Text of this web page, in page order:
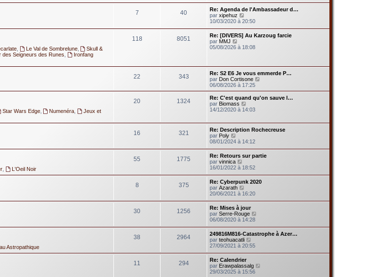
s
a
g
e
e
r
e
s
a
g
e
e
r
e
r
m
g
e
l
e
d
e
r
m
e
s
s
a
e
7 40
Re: Agenda de l'Ambassadeur d…
par xipehuz
o
r
l
e
d
n
i
e
r
m
e
s
s
10/03/2020 à 20:50
, Le Val de Sombrelune,
Skull &
des Seigneurs des Runes
Ironfang
118 8051
Re: [DIVERS] Au Karzoug farcie
par MMJ
o
e
d
e
r
n
i
e
r
e
s
a
05/08/2026 à 18:08
22 343
Re: S2 E6 Je vous emmerde P…
par Don Cortisone
i
r
r
n
r
m
a
g
06/08/2026 à 17:25
Star Wars Edge, Numenéra
Jeux et
20 1324
Re: C'est quand qu'on sauve l…
par Biomass
o
e
d
e
r
n
e
r
m
e
s
s
a
g
e
14/12/2020 à 14:03
16 321
Re: Description Rochecreuse
par Poly
o
l
e
d
e
r
n
e
r
m
e
s
s
a
g
e
08/01/2024 à 14:12
L'Oeil Noir
55 1775
Re: Retours sur partie
par vinnica
o
l
e
d
e
r
n
i
e
r
m
e
s
s
a
g
e
16/01/2022 à 18:52
8 375
Re: Cyberpunk 2020
par Azarath
o
l
e
d
e
r
n
i
e
r
m
e
s
20/06/2021 à 16:20
30 1256
Re: Mises à jour
par Serre-Rouge
l
e
n
06/08/2020 à 14:28
Astropathique
38 2964
249816M816-Catastrophe à Azer…
par teohuacatli
o
e
d
27/09/2021 à 20:55
11 294
Re: Calendrier
par Erawpalassalg
29/03/2025 à 15:56